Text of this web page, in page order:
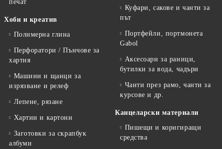
печат
Хоби и креатив
Полимерна глина
Перфоратори / Пънчове за
хартия
Машини и щанци за
изрязване и релеф
Лепене, рязане
Хартии и картони
Заготовки за скрапбук
албуми
Куфари, сакове и чанти за
път
Портфейли, портмонета
Gabol
Аксесоари за раници,
бутилки за вода, чадъри
Чанти през рамо, чанти за
курсове и др.
Канцеларски материали
Пишещи и коригиращи
средства